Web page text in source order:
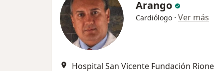
Arango
Cardiólogo · Ver más